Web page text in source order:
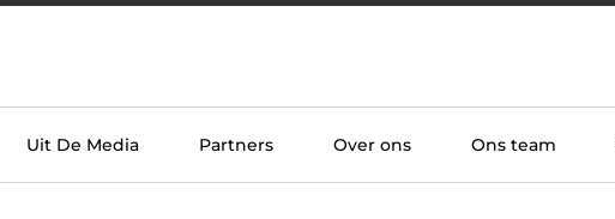
Uit De Media Partners Over ons Ons team